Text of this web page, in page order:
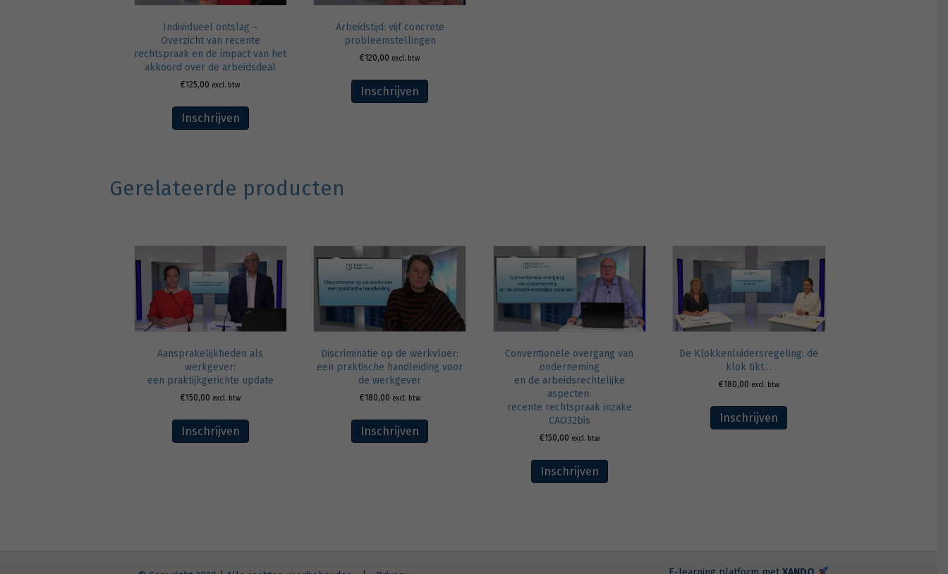
Individueel ontslag –
Overzicht van recente
rechtspraak en de impact van het
akkoord over de arbeidsdeal
€125,00 excl. btw
Inschrijven
Arbeidstijd: vijf concrete
probleemstellingen
€120,00 excl. btw
Inschrijven
Gerelateerde producten
Aansprakelijkheden als
werkgever:
een praktijkgerichte update
€150,00 excl. btw
Inschrijven
Discriminatie op de werkvloer:
een praktische handleiding voor
de werkgever
€180,00 excl. btw
Inschrijven
Conventionele overgang van
onderneming
en de arbeidsrechtelijke
aspecten:
recente rechtspraak inzake
CAO32bis
€150,00 excl. btw
Inschrijven
De Klokkenluidersregeling: de
klok tikt…
€180,00 excl. btw
Inschrijven